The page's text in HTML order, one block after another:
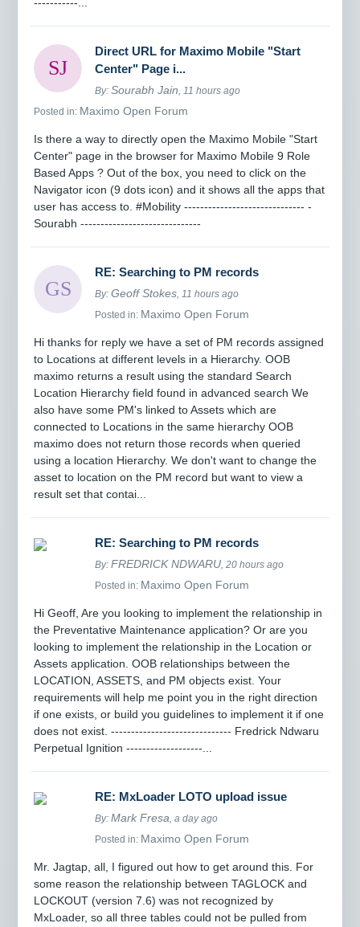
Direct URL for Maximo Mobile "Start
Center" Page i...
By:Sourabh Jain, 11 hours ago
Posted in: Maximo Open Forum
Is there a way to directly open the Maximo Mobile "Start
Center" page in the browser for Maximo Mobile 9 Role
Based Apps ? Out of the box, you need to click on the
Navigator icon (9 dots icon) and it shows all the apps that
user has access to. #Mobility ------------------------------ -
Sourabh ------------------------------
RE: Searching to PM records
By:Geoff Stokes, 11 hours ago
Posted in: Maximo Open Forum
Hi thanks for reply we have a set of PM records assigned
to Locations at different levels in a Hierarchy. OOB
maximo returns a result using the standard Search
Location Hierarchy field found in advanced search We
also have some PM's linked to Assets which are
connected to Locations in the same hierarchy OOB
maximo does not return those records when queried
using a location Hierarchy. We don't want to change the
asset to location on the PM record but want to view a
result set that contai...
RE: Searching to PM records
By:FREDRICK NDWARU, 20 hours ago
Posted in: Maximo Open Forum
Hi Geoff, Are you looking to implement the relationship in
the Preventative Maintenance application? Or are you
looking to implement the relationship in the Location or
Assets application. OOB relationships between the
LOCATION, ASSETS, and PM objects exist. Your
requirements will help me point you in the right direction
if one exists, or build you guidelines to implement it if one
does not exist. ------------------------------ Fredrick Ndwaru
Perpetual Ignition -------------------...
RE: MxLoader LOTO upload issue
By:Mark Fresa, a day ago
Posted in: Maximo Open Forum
Mr. Jagtap, all, I figured out how to get around this. For
some reason the relationship between TAGLOCK and
LOCKOUT (version 7.6) was not recognized by
MxLoader, so all three tables could not be pulled from